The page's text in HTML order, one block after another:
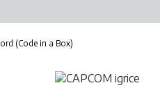
(Code in a Box)